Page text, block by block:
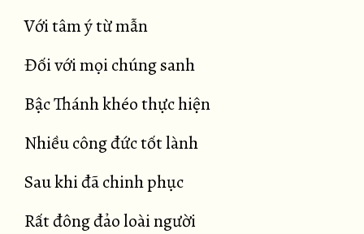
Với tâm ý từ mẫn
Đối với mọi chúng sanh
Bậc Thánh khéo thực hiện
Nhiều công đức tốt lành
Sau khi đã chinh phục
Rất đông đảo loài người